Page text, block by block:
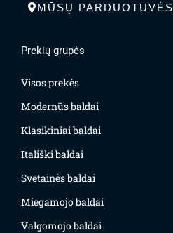
MŪSŲ PARDUOTUVĖS
Prekių grupės
Visos prekės
Modernūs baldai
Klasikiniai baldai
Itališki baldai
Svetainės baldai
Miegamojo baldai
Valgomojo baldai